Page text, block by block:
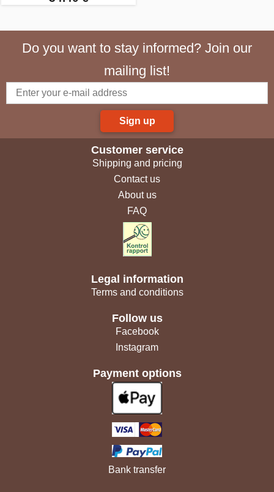
Do you want to stay informed? Join our
mailing list!
Sign up
Customer service
Shipping and pricing
Contact us
About us
FAQ
Legal information
Terms and conditions
Follow us
Facebook
Instagram
Payment options
Bank transfer